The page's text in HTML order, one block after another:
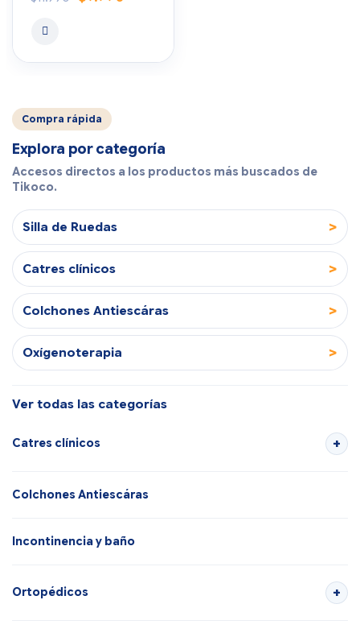
Compra rápida
Explora por categoría
Accesos directos a los productos más buscados de
Tikoco.
Silla de Ruedas >
Catres clínicos >
Colchones Antiescáras >
Oxígenoterapia >
Ver todas las categorías
Catres clínicos
Colchones Antiescáras
Incontinencia y baño
Ortopédicos